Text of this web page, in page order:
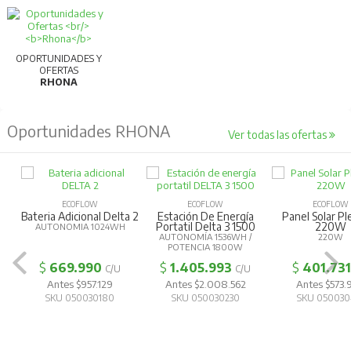
OPORTUNIDADES Y
OFERTAS
RHONA
Oportunidades RHONA Ver todas las ofertas
ECOFLOW
Bateria Adicional Delta 2
AUTONOMIA 1024WH
$ 669.990 C/U
Antes $957.129
SKU 050030180
ECOFLOW
Estación De Energía
Portatil Delta 3 1500
AUTONOMÍA 1536WH /
POTENCIA 1800W
$1.405.993 C/U
Antes $2.008.562
SKU 050030230
ECOFLOW
Panel Solar
220W
220W
$ 401.731
Antes
SKU